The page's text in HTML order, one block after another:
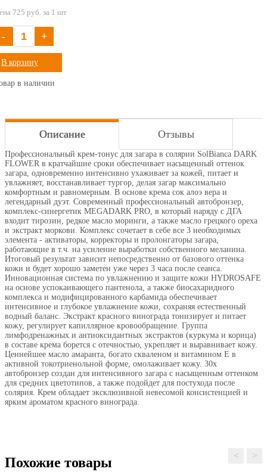
725 руб. за 1 шт
- +
В корзину
в наличии
Описание Отзывы
Профессиональный крем-тонус для загара в солярии SolBianca DARK
FLOWER в кратчайшие сроки обеспечивает насыщенный оттенок
загара, одновременно интенсивно ухаживает за кожей, питает и
увлажняет, восстанавливает тургор, делая загар максимально
комфортным и равномерным. В основе крема сок алоэ вера и
легендарный дуэт. Современный профессиональный автобронзер,
комплекс-синергетик MEGADARK PRO, в который наряду с ДГА
входит тирозин, редкое масло моринги, а также масло грецкого ореха
и экстракт моркови. Комплекс сочетает в себе все 3 необходимых
элемента - активаторы, корректоры и пролонгаторы загара,
работающие в т.ч. на усиление выработки собственного меланина.
Итоговый результат зависит непосредственно от базового оттенка
кожи и будет хорошо заметен уже через 3 часа после сеанса.
Инновационная система по увлажнению и защите кожи HYDROSAFE
на основе успокаивающего пантенола, а также биосахаридного
комплекса и модифицированного карбамида обеспечивает
интенсивное и глубокое увлажнение кожи, сохраняя естественный
водный баланс. Экстракт красного винограда тонизирует и питает
кожу, регулирует капиллярное кровообращение. Группа
лимфодренажных и антиоксидантных экстрактов (куркума и корица)
в составе крема борется с отечностью, укрепляет и выравнивает кожу.
Ценнейшее масло амаранта, богато скваленом и витамином Е в
активной токотриенольной форме, омолаживает кожу. 30х
автобронзер создан для интенсивного загара с насыщенным оттенком
для средних цветотипов, а также подойдет для постухода после
солярия. Крем обладает эксклюзивной невесомой консистенцией и
ярким ароматом красного винограда.
Похожие товары < >